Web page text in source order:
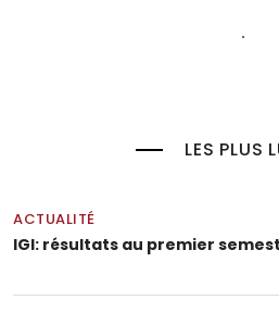
LES PLUS
ACTUALITÉ
IGI: résultats au premier